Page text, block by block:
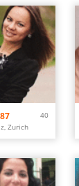
40
Zurich